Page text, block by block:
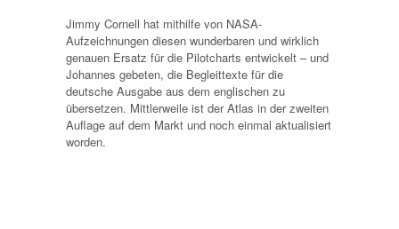
Jimmy Cornell hat mithilfe von NASA-
Aufzeichnungen diesen wunderbaren und wirklich
genauen Ersatz für die Pilotcharts entwickelt – und
Johannes gebeten, die Begleittexte für die
deutsche Ausgabe aus dem englischen zu
übersetzen. Mittlerweile ist der Atlas in der zweiten
Auflage auf dem Markt und noch einmal aktualisiert
worden.